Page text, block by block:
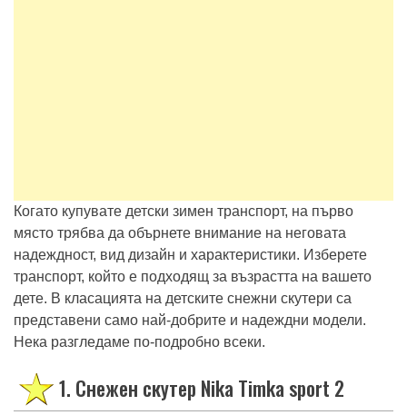
Когато купувате детски зимен транспорт, на първо
място трябва да обърнете внимание на неговата
надеждност, вид дизайн и характеристики. Изберете
транспорт, който е подходящ за възрастта на вашето
дете. В класацията на детските снежни скутери са
представени само най-добрите и надеждни модели.
Нека разгледаме по-подробно всеки.
1. Снежен скутер Nika Timka sport 2